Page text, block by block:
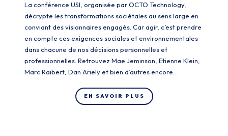
La conférence USI, organisée par OCTO Technology,
décrypte les transformations sociétales au sens large en
conviant des visionnaires engagés. Car agir, c’est prendre
en compte ces exigences sociales et environnementales
dans chacune de nos décisions personnelles et
professionnelles. Retrouvez Mae Jeminson, Etienne Klein,
Marc Raibert, Dan Ariely et bien d’autres encore…
EN SAVOIR PLUS